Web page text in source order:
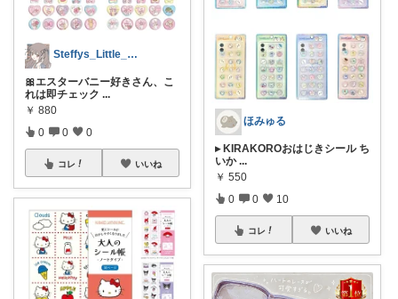
Steffys_Little_Finds
🎀エスターバニー好きさん、こ
れは即チェック ...
￥ 880
0 0 0
コレ いいね
ほみゅる
▸ KIRAKOROおはじきシール ち
いか ...
￥ 550
0 0 10
コレ いいね